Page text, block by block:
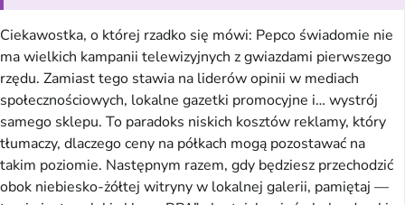
Ciekawostka, o której rzadko się mówi: Pepco świadomie nie
ma wielkich kampanii telewizyjnych z gwiazdami pierwszego
rzędu. Zamiast tego stawia na liderów opinii w mediach
społecznościowych, lokalne gazetki promocyjne i… wystrój
samego sklepu. To paradoks niskich kosztów reklamy, który
tłumaczy, dlaczego ceny na półkach mogą pozostawać na
takim poziomie. Następnym razem, gdy będziesz przechodzić
obok niebiesko-żółtej witryny w lokalnej galerii, pamiętaj —